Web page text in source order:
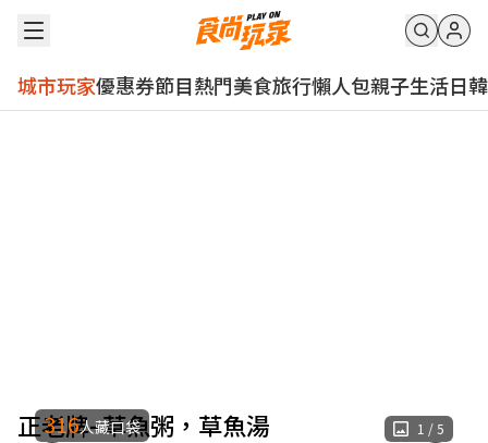
城市玩家優惠券節目熱門美食旅行懶人包親子生活日韓
正老牌–草魚粥，草魚湯 1 /5
316人藏口袋